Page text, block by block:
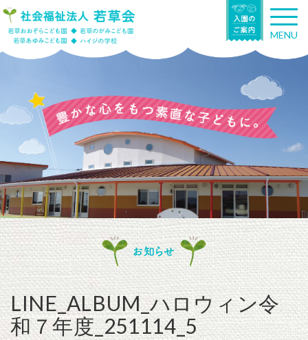
T
o
g
n
g
a
t
n
MENU
お知らせ
LINE_ALBUM_ハロウィン令
和７年度_251114_5